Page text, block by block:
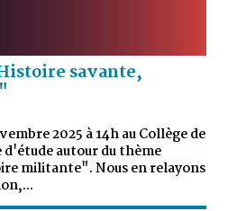
savante,
2025 à 14h au Collège de
autour du thème
militante". Nous en relayons